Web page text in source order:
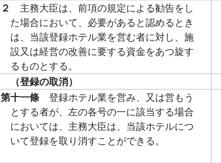
２ 主務大臣は、前項の規定による勧告をし
た場合において、必要があると認めるとき
は、当該登録ホテル業を営む者に対し、施
設又は経営の改善に要する資金をあつ旋す
るものとする。
（登録の取消）
第十一條 登録ホテル業を営み、又は営もう
とする者が、左の各号の一に該当する場合
においては、主務大臣は、当該ホテルにつ
いて登録を取り消すことができる。